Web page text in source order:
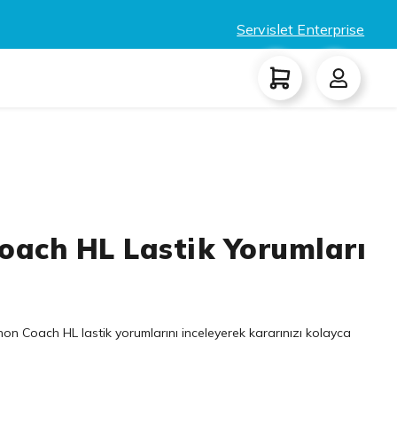
Servislet Enterprise
HL Lastik Yorumları
Coach HL lastik yorumlarını inceleyerek kararınızı kolayca